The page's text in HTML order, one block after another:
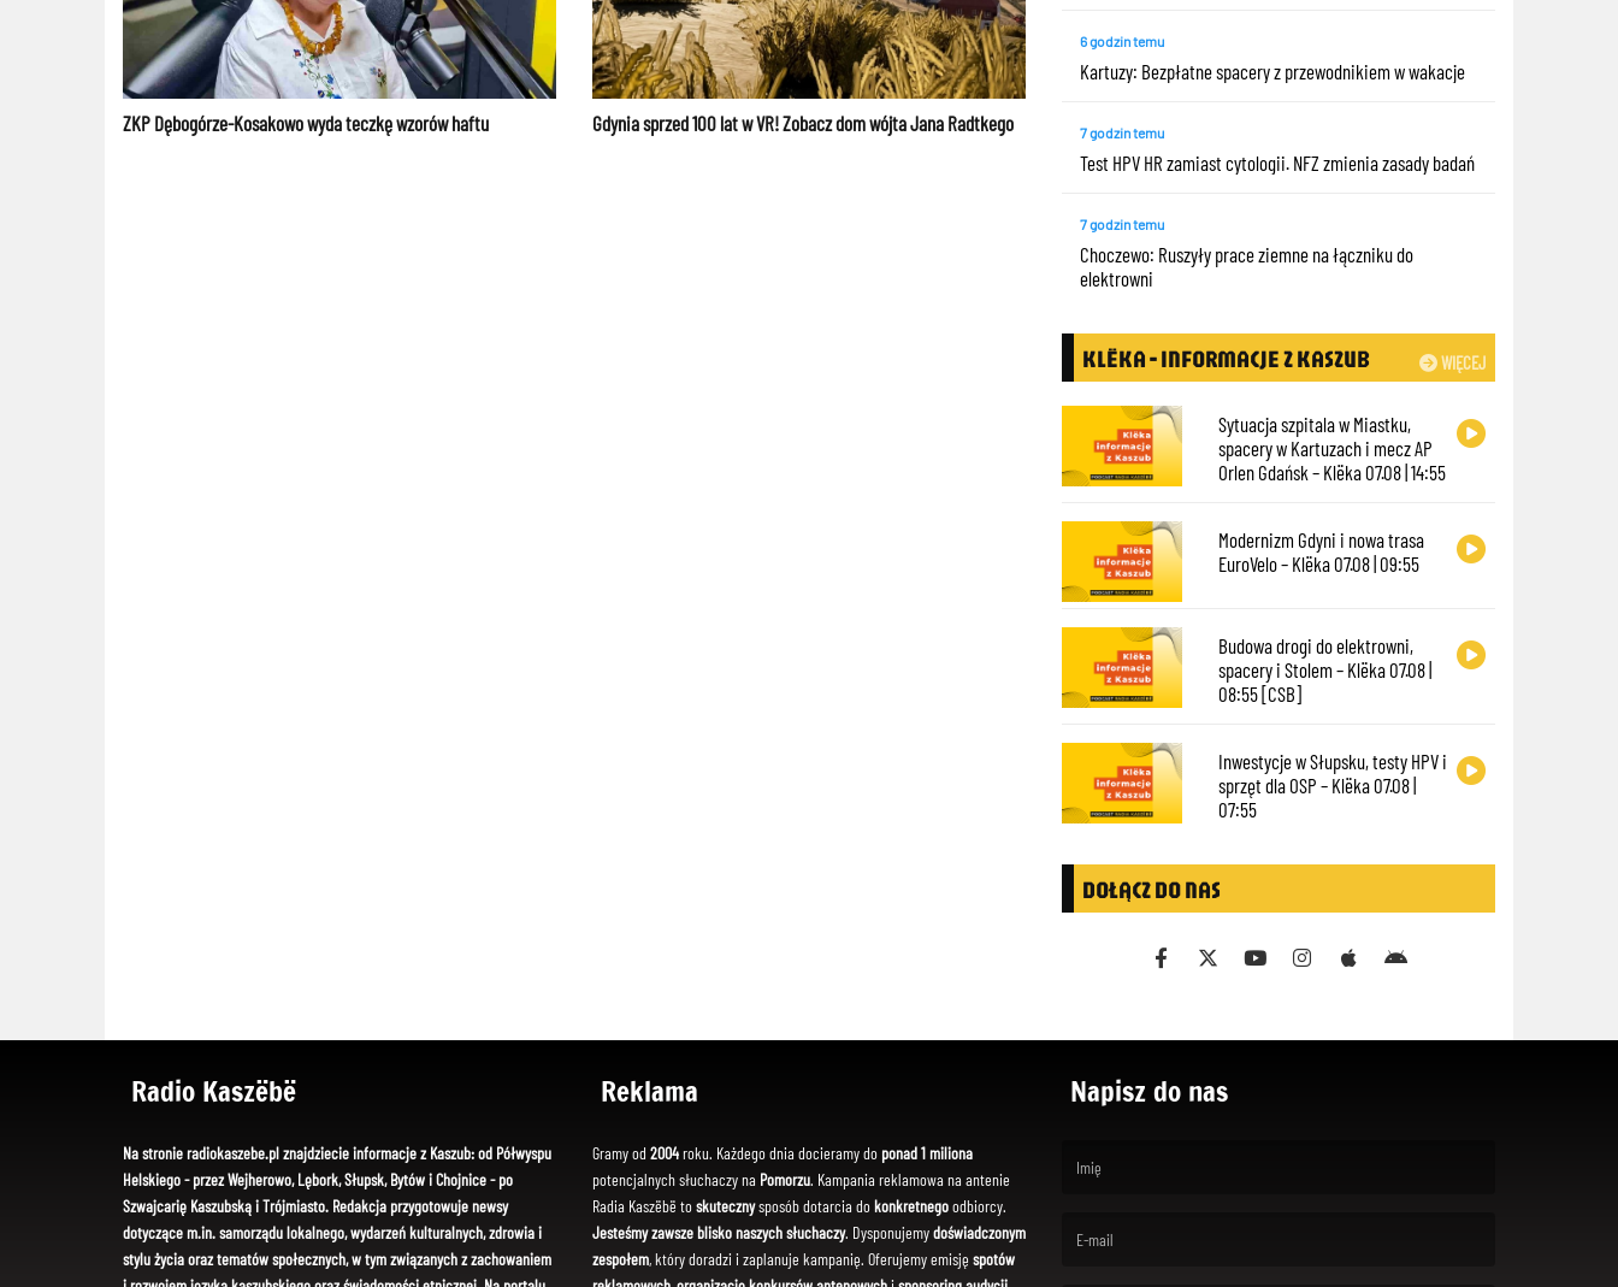
ZKP Dębogórze-Kosakowo wyda teczkę wzorów haftu Gdynia sprzed 100 lat w VR! Zobacz dom wójta Jana Radtkego
6 godzin temu
Kartuzy: Bezpłatne spacery z przewodnikiem w wakacje
7 godzin temu
Test HPV HR zamiast cytologii. NFZ zmienia zasady badań
7 godzin temu
Choczewo: Ruszyły prace ziemne na łączniku do
elektrowni
WIĘCEJ
KLËKA - INFORMACJE Z KASZUB
Sytuacja szpitala w Miastku,
spacery w Kartuzach i mecz AP
Orlen Gdańsk – Klëka 07.08 | 14:55
Modernizm Gdyni i nowa trasa
EuroVelo – Klëka 07.08 | 09:55
Budowa drogi do elektrowni,
spacery i Stolem – Klëka 07.08 |
08:55 [CSB]
Inwestycje w Słupsku, testy HPV i
sprzęt dla OSP – Klëka 07.08 |
07:55
DOŁĄCZ DO NAS
Radio Kaszëbë
Na stronie radiokaszebe.pl znajdziecie informacje z Kaszub: od Półwyspu
Helskiego - przez Wejherowo, Lębork, Słupsk, Bytów i Chojnice - po
Szwajcarię Kaszubską i Trójmiasto. Redakcja przygotowuje newsy
dotyczące m.in. samorządu lokalnego, wydarzeń kulturalnych, zdrowia i
stylu życia oraz tematów społecznych, w tym związanych z zachowaniem
Reklama
Gramy od 2004roku. Każdego dnia docieramy do ponad 1 miliona
potencjalnych słuchaczy na Pomorzu. Kampania reklamowa na antenie
Radia Kaszëbë toskutecznysposób dotarcia dokonkretnegoodbiorcy.
Jesteśmy zawsze blisko naszych słuchaczy. Dysponujemydoświadczonym
zespołem, który doradzi i zaplanuje kampanię. Oferujemy emisję spotów
Napisz do nas